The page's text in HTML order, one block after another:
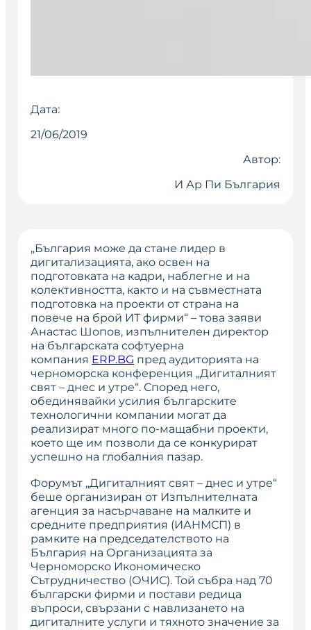
Дата:
21/06/2019
Автор:
И Ар Пи България
„България може да стане лидер в
дигитализацията, ако освен на
подготовката на кадри, наблегне и на
колективността, както и на съвместната
подготовка на проекти от страна на
повече на брой ИТ фирми“ – това заяви
Анастас Шопов, изпълнителен директор
на българската софтуерна
компания ERP.BG пред аудиторията на
черноморска конференция „Дигиталният
свят – днес и утре“. Според него,
обединявайки усилия българските
технологични компании могат да
реализират много по-мащабни проекти,
което ще им позволи да се конкурират
успешно на глобалния пазар.
Форумът „Дигиталният свят – днес и утре“
беше организиран от Изпълнителната
агенция за насърчаване на малките и
средните предприятия (ИАНМСП) в
рамките на председателството на
България на Организацията за
Черноморско Икономическо
Сътрудничество (ОЧИС). Той събра над 70
български фирми и постави редица
въпроси, свързани с навлизането на
дигиталните услуги и тяхното значение за